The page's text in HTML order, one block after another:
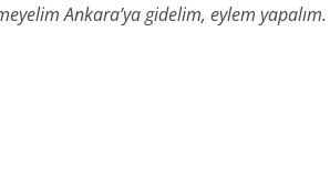
Ankara’ya gidelim, eylem yapalım.